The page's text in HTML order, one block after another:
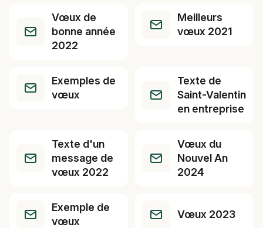
Vœux de
bonne année
2022
Meilleurs
vœux 2021
Exemples de
vœux
Texte de
Saint-Valentin
en entreprise
Texte d'un
message de
vœux 2022
Vœux du
Nouvel An
2024
Exemple de
vœux
Vœux 2023